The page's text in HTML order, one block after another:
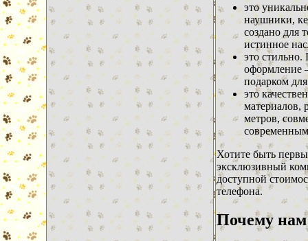
это
наушники,
создано для
истинное
это
оформление
подарком
это
материалов,
метров,
Хотите быть
эксклюзивный
доступной
телефона.
Почему